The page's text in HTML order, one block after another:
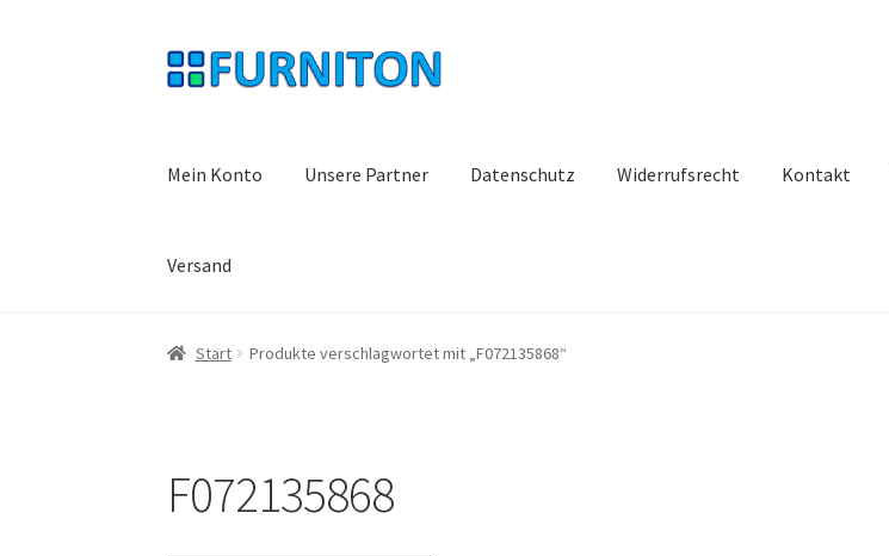
Zur
Navigation
Zum
Inhalt
Mein Konto Unsere Partner Datenschutz Widerrufsrecht Kontakt
Versand
Start Produkte verschlagwortet mit „F072135868“
F072135868